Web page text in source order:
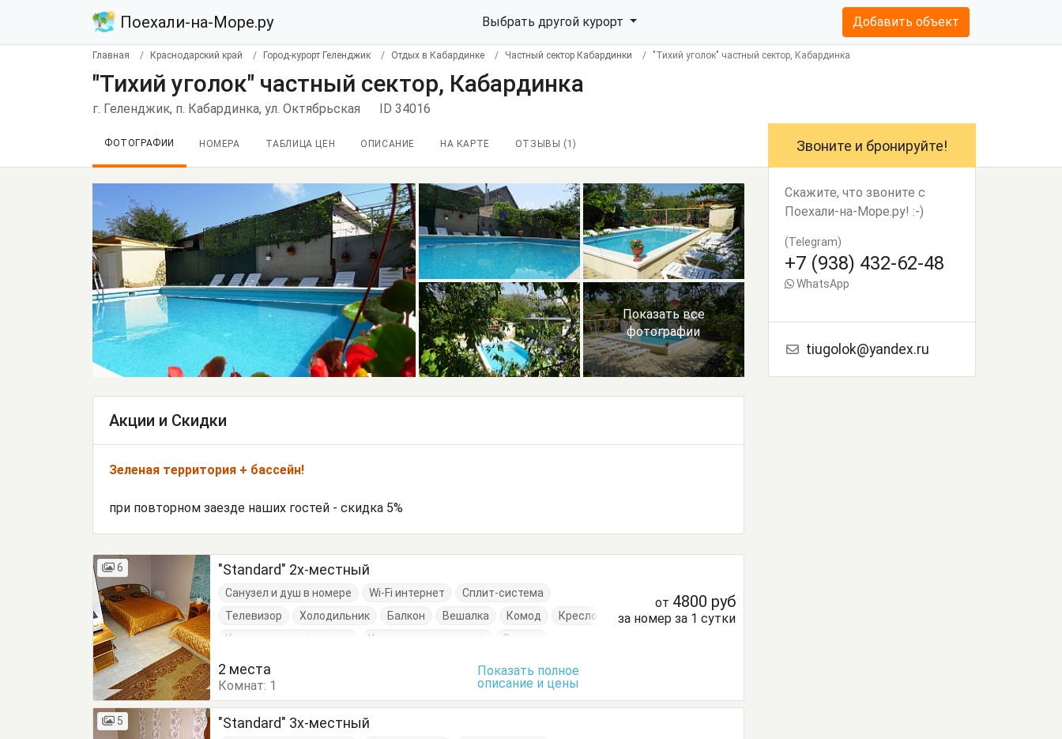
Поехали-на-Море.ру Выбрать другой курорт Добавить объект
Главная Краснодарский край Город-курорт Геленджик Отдых в Кабардинке Частный сектор Кабардинки "Тихий уголок" частный сектор, Кабардинка
"Тихий уголок" частный сектор, Кабардинка
г. Геленджик, п. Кабардинка, ул. Октябрьская ID 34016
ФОТОГРАФИИ НОМЕРА ТАБЛИЦА ЦЕН ОПИСАНИЕ НА КАРТЕ ОТЗЫВЫ ( 1)
Показать все
фотографии
Акции и Скидки
Зеленая территория + бассейн!
при повторном заезде наших гостей - скидка 5%
6 "Standard" 2х-местный
Санузел и душ в номере Wi-Fi интернет
Сплит-система
Телевизор
Холодильник Балкон Вешалка Комод
Кресло
Кровати односпальные
Кровать двуспальная
Стулья
от 4800 руб
за номер за 1 сутки
2 места
Комнат: 1
Показать полное
описание и цены
5 "Standard" 3х-местный
Звоните и бронируйте!
Скажите, что звоните с
Поехали-на-Море.ру! :-)
(Telegram)
+7 (938) 432-62-48
WhatsApp
tiugolok@yandex.ru